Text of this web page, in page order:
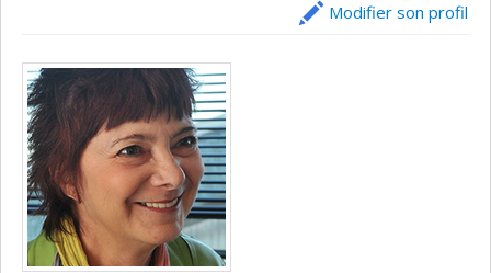
Modifier son profil